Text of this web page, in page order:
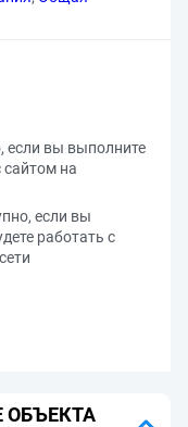
если вы выполните
сайтом на
если вы
работать с
ОБЪЕКТА